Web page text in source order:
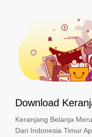
Download
Keranjang Belanja
Dari Indonesia Timur